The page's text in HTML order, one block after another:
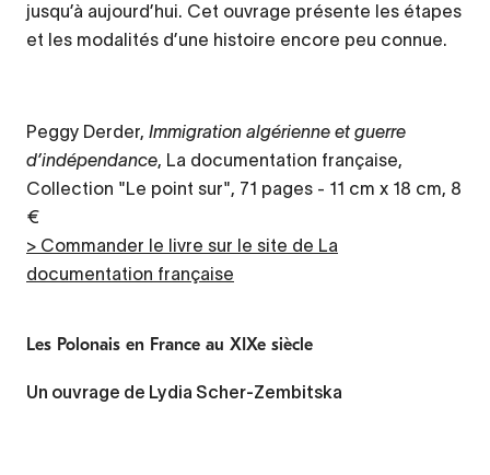
jusqu’à aujourd’hui. Cet ouvrage présente les étapes
et les modalités d’une histoire encore peu connue.
Peggy Derder, Immigration algérienne et guerre
d’indépendance, La documentation française,
Collection "Le point sur", 71 pages - 11 cm x 18 cm, 8
€
> Commander le livre sur le site de La
documentation française
Les Polonais en France au XIXe siècle
Un ouvrage de Lydia Scher-Zembitska